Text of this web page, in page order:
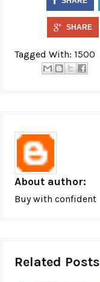
SHARE
Tagged With: 1500
About author:
Buy with confident
Related Posts